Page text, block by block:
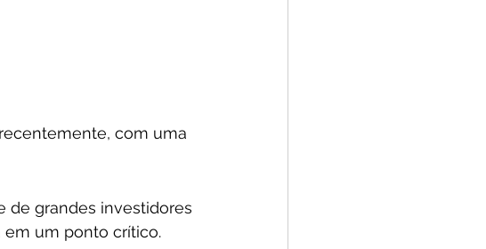
recentemente, com uma
de grandes investidores
em um ponto crítico.